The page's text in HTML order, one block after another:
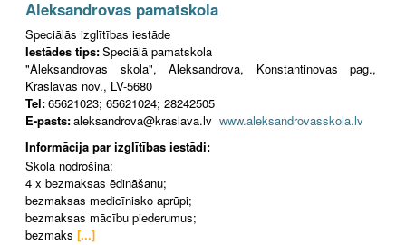
Aleksandrovas pamatskola
Speciālās izglītības iestāde
Iestādes tips:Speciālā pamatskola
"Aleksandrovas skola", Aleksandrova, Konstantinovas pag.,
Krāslavas nov., LV-5680
Tel:65621023; 65621024; 28242505
E-pasts:aleksandrova@kraslava.lv www.aleksandrovasskola.lv
Informācija par izglītības iestādi:
Skola nodrošina:
4 x bezmaksas ēdināšanu;
bezmaksas medicīnisko aprūpi;
bezmaksas mācību piederumus;
bezmaks [...]